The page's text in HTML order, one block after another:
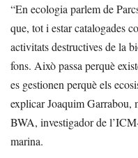
“En ecologia parlem de
que, tot i estar catalogades
activitats destructives de la
fons. Això passa perquè
es gestionen perquè els
explicar Joaquim Garrabou,
BWA, investigador de
marina.